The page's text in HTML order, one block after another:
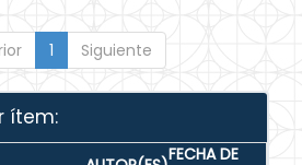
1 Siguiente
ítem:
FECHA DE